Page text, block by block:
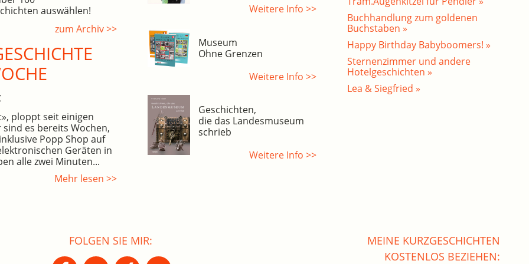
auswählen!
zum Archiv >>
ploppt seit einigen
sind es bereits Wochen,
Popp Shop auf
Geräten in
alle zwei Minuten...
Mehr lesen >>
Weitere Info >>
Museum
Ohne Grenzen
Weitere Info >>
Geschichten,
die das Landesmuseum
schrieb
Weitere Info >>
Buchhandlung zum goldenen
Buchstaben »
Happy Birthday Babyboomers! »
Sternenzimmer und andere
Hotelgeschichten »
Lea & Siegfried »
FOLGEN SIE MIR:
MEINE KURZGESCHICHTEN
KOSTENLOS BEZIEHEN: